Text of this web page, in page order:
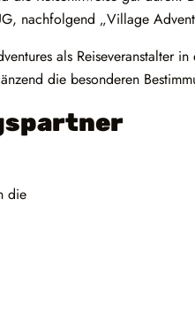
nachfolgend „Village
als Reiseveranstalter
die besonderen
die